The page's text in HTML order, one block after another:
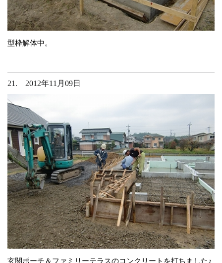
型枠解体中。
21. 2012年11月09日
玄関ポーチ＆ファミリーテラスのコンクリートを打ちました♪